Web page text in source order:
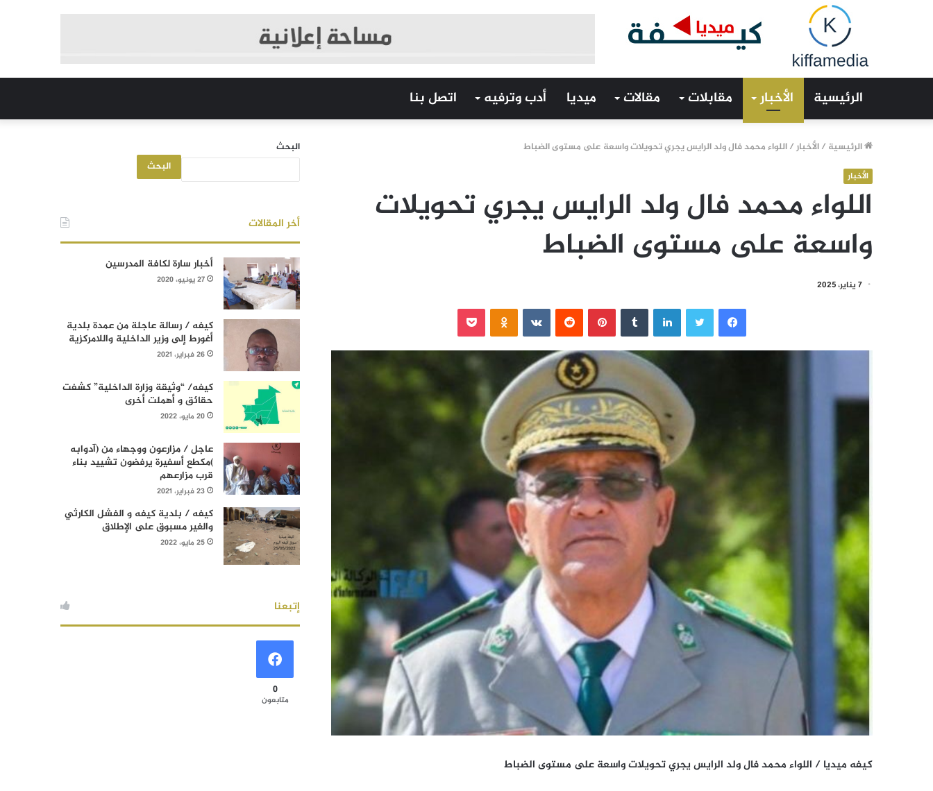
الرئيسية الأخبار مقابلات مقالات ميديا أدب وترفيه اتصل بنا
الرئيسية /الأخبار/اللواء محمد فال ولد الرايس يجري تحويلات واسعة على مستوى الضباط
الأخبار
اللواء محمد فال ولد الرايس يجري تحويلات
واسعة على مستوى الضباط
7 يناير، 2025
فيسبوك لينكدإن بينتيريست
كيفه ميديا / اللواء محمد فال ولد الرايس يجري تحويلات واسعة على مستوى الضباط
البحث
البحث
أخر المقالات
أخبار سارة لكافة المدرسين
27 يونيو، 2020
كيفه / رسالة عاجلة من عمدة بلدية
أغورط إلى وزير الداخلية واللامركزية
26 فبراير، 2021
كيفه/ “وثيقة وزارة الداخلية” كشفت
حقائق و أهملت أخرى
20 مايو، 2022
عاجل / مزارعون ووجهاء من (آدوابه
)مكطع أسفيرة يرفضون تشييد بناء
قرب مزارعهم
23 فبراير، 2021
كيفه / بلدية كيفه و الفشل الكارثي
والغير مسبوق على الإطلاق
25 مايو، 2022
إتبعنا
0
متابعون